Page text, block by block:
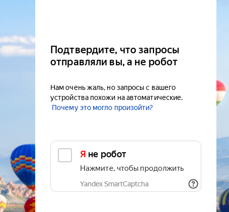
Подтвердите, что запросы
отправляли вы, а не робот
Нам очень жаль, но запросы с вашего
устройства похожи на автоматические.
Почему это могло произойти?
Я не робот
Нажмите, чтобы продолжить
Yandex SmartCaptcha